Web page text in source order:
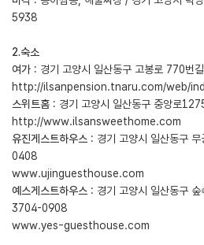
5938
2.숙소
여가 : 경기 고양시 일산동구 고봉로 770
http://ilsanpension.tnaru.com/web/
스위트홈 : 경기 고양시 일산동구 중앙로
http://www.ilsansweethome.com
유진게스트하우스 : 경기 고양시 일산동구
0408
www.ujinguesthouse.com
예스게스트하우스 : 경기 고양시 일산동구
3704-0908
www.yes-guesthouse.com